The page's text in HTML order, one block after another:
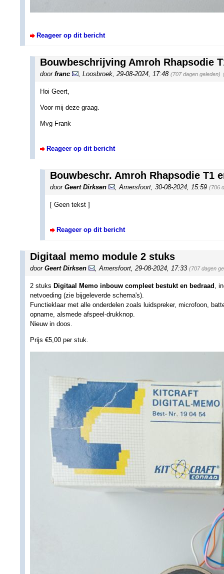
Reageer op dit bericht
Bouwbeschrijving Amroh Rhapsodie
door franc Loosbroek 29-08-2024, 17:48 (707 dagen geleden)
Hoi Geert,
Voor mij deze graag.
Mvg Frank
Reageer op dit bericht
Bouwbeschr. Amroh Rhapsodie T1
door Geert Dirksen ,Amersfoort, 30-08-2024, 15:59 (706
[ Geen tekst ]
Reageer op dit bericht
Digitaal memo module 2 stuks
door Geert Dirksen ,Amersfoort, 29-08-2024, 17:33 (707 dagen
2 stuks Digitaal Memo inbouw compleet bestukt en bedraad ,
netvoeding (zie bijgeleverde schema's).
Functieklaar met alle onderdelen zoals luidspreker, microfoon,
opname, alsmede afspeel-drukknop.
Nieuw in doos.
Prijs €5,00 per stuk.